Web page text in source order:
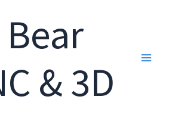
Bear
& 3D